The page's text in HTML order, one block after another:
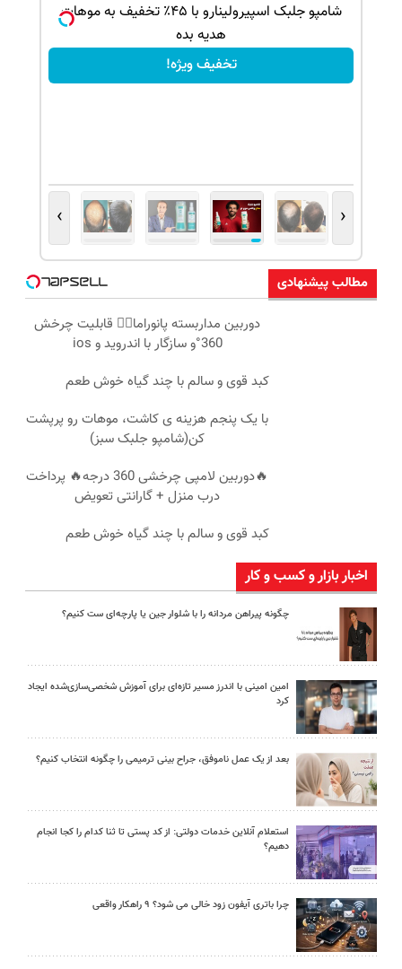
شامپو جلبک اسپیرولینارو با ۴۵٪ تخفیف به موهات
هدیه بده
تخفیف ویژه!
‹
›
مطالب پیشنهادی
دوربین مداربسته پانوراما👈🏻 قابلیت چرخش
360°و سازگار با اندروید و ios
کبد قوی و سالم با چند گیاه خوش طعم
با یک پنجم هزینه ی کاشت، موهات رو پرپشت
کن(شامپو جلبک سبز)
🔥دوربین لامپی چرخشی 360 درجه🔥 پرداخت
درب منزل + گارانتی تعویض
کبد قوی و سالم با چند گیاه خوش طعم
اخبار بازار و کسب و کار
چگونه پیراهن مردانه را با شلوار جین یا پارچه‌ای ست کنیم؟
امین امینی با اندرز مسیر تازه‌ای برای آموزش شخصی‌سازی‌شده ایجاد
کرد
بعد از یک عمل ناموفق، جراح بینی ترمیمی را چگونه انتخاب کنیم؟
استعلام آنلاین خدمات دولتی: از کد پستی تا ثنا کدام را کجا انجام
دهیم؟
چرا باتری آیفون زود خالی می شود؟ ۹ راهکار واقعی